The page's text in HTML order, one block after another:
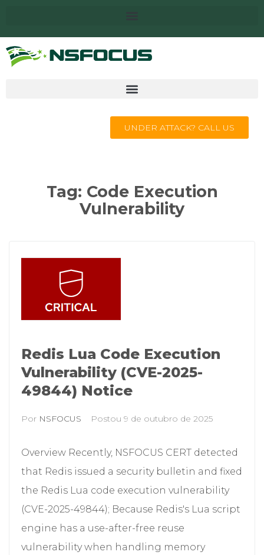
UNDER ATTACK? CALL US
Tag: Code Execution
Vulnerability
Redis Lua Code Execution
Vulnerability (CVE-2025-
49844) Notice
Por NSFOCUS Postou 9 de outubro de 2025
Overview Recently, NSFOCUS CERT detected
that Redis issued a security bulletin and fixed
the Redis Lua code execution vulnerability
(CVE-2025-49844); Because Redis's Lua script
engine has a use-after-free reuse
vulnerability when handling memory